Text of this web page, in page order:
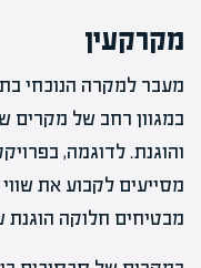
מקרקעין
מעבר למקרה הנוכחי
במגוון רחב של מקרים
והוגנת. לדוגמה,
מסייעים לקבוע את
מבטיחים חלוקה הוגנת